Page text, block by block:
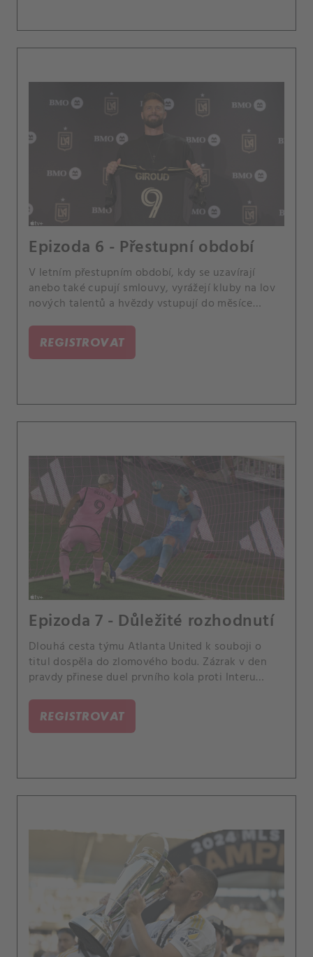
Epizoda 6 - Přestupní období
V letním přestupním období, kdy se uzavírají
anebo také cupují smlouvy, vyrážejí kluby na lov
nových talentů a hvězdy vstupují do měsíce
REGISTROVAT
Epizoda 7 - Důležité rozhodnutí
Dlouhá cesta týmu Atlanta United k souboji o
titul dospěla do zlomového bodu. Zázrak v den
pravdy přinese duel prvního kola proti Interu
REGISTROVAT